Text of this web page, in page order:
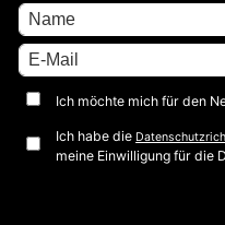
Ich möchte mich für den
Ich habe die
meine Einwilligung für die